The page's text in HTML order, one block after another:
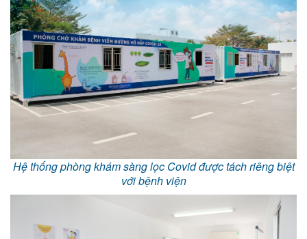
Hệ thống phòng khám sàng lọc Covid được tách riêng biệt
với bệnh viện